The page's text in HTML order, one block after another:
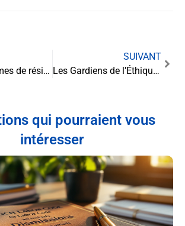
Les mécanismes de résiliation des contrats d’assurance dans le secteur public
SUIVANT
Les Gardiens de l’Éthique : Décryptage de la Commission de Discipline des Juges Consulaires
qui pourraient vous
intéresser